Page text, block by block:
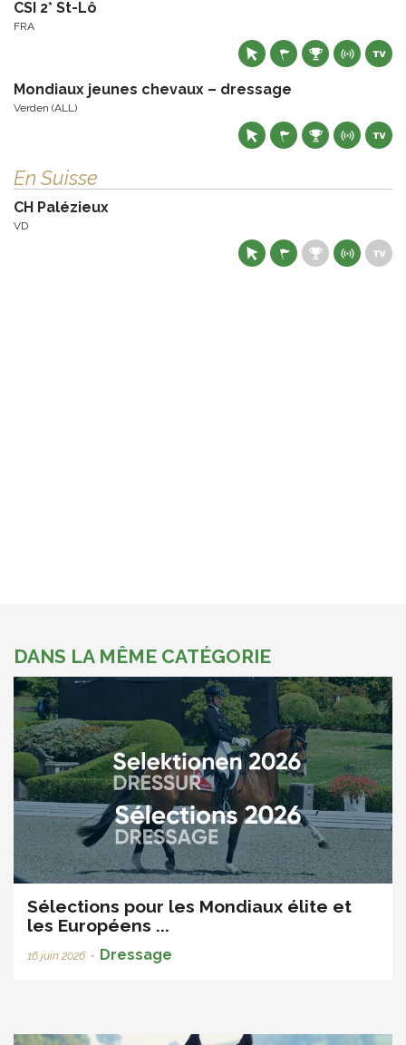
CSI 2* St-Lô
FRA
Mondiaux jeunes chevaux – dressage
Verden (ALL)
En Suisse
CH Palézieux
VD
DANS LA MÊME CATÉGORIE
Sélections pour les Mondiaux élite et
les Européens ...
16 juin 2026 • Dressage